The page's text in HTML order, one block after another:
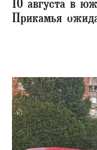
10 августа в
Прикамья